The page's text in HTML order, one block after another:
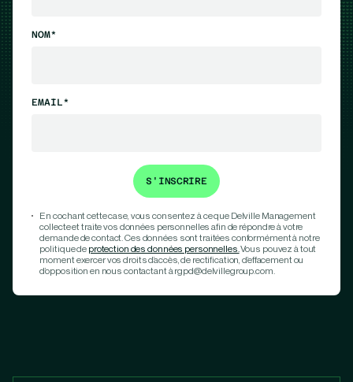
NOM*
EMAIL*
En cochant cette case, vous consentez à ce que Delville Management
collecte et traite vos données personnelles afin de répondre à votre
demande de contact. Ces données sont traitées conformément à notre
politique de protection des données personnelles. Vous pouvez à tout
moment exercer vos droits d’accès, de rectification, d’effacement ou
d’opposition en nous contactant à rgpd@delvillegroup.com.